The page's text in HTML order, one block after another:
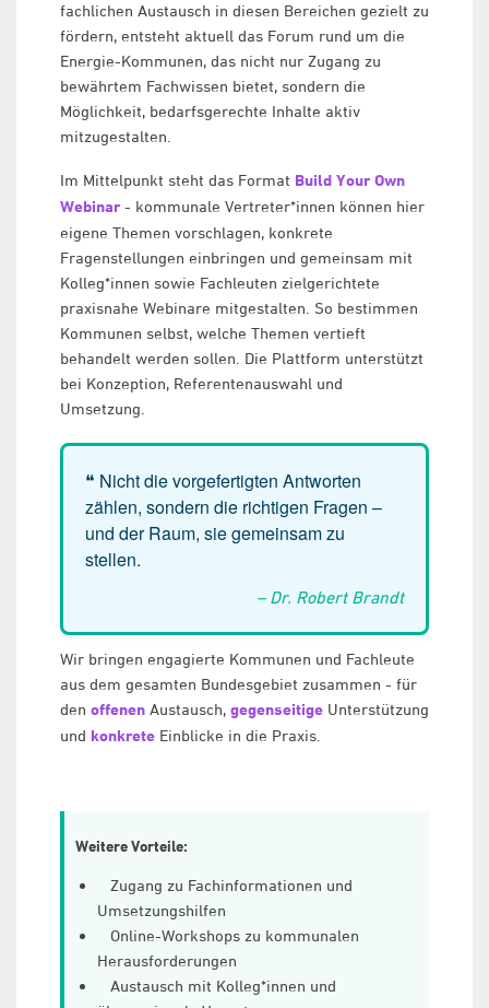
fachlichen Austausch in diesen Bereichen gezielt zu
fördern, entsteht aktuell das Forum rund um die
Energie-Kommunen, das nicht nur Zugang zu
bewährtem Fachwissen bietet, sondern die
Möglichkeit, bedarfsgerechte Inhalte aktiv
mitzugestalten.
Im Mittelpunkt steht das Format Build Your Own
Webinar - kommunale Vertreter*innen können hier
eigene Themen vorschlagen, konkrete
Fragenstellungen einbringen und gemeinsam mit
Kolleg*innen sowie Fachleuten zielgerichtete
praxisnahe Webinare mitgestalten. So bestimmen
Kommunen selbst, welche Themen vertieft
behandelt werden sollen. Die Plattform unterstützt
bei Konzeption, Referentenauswahl und
Umsetzung.
❝ Nicht die vorgefertigten Antworten
zählen, sondern die richtigen Fragen –
und der Raum, sie gemeinsam zu
stellen.
– Dr. Robert Brandt
Wir bringen engagierte Kommunen und Fachleute
aus dem gesamten Bundesgebiet zusammen - für
den offenen Austausch, gegenseitige Unterstützung
und konkrete Einblicke in die Praxis.
Weitere Vorteile:
Zugang zu Fachinformationen und
Umsetzungshilfen
Online-Workshops zu kommunalen
Herausforderungen
Austausch mit Kolleg*innen und